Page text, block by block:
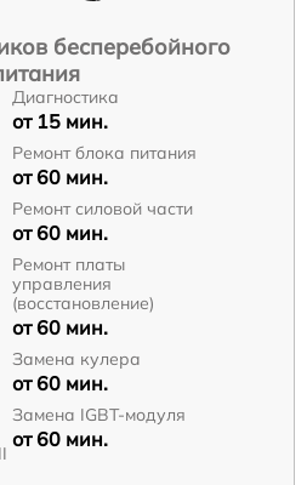
бесперебойного
Диагностика
от 15 мин.
Ремонт блока питания
от 60 мин.
Ремонт силовой части
от 60 мин.
Ремонт платы
управления
(восстановление)
от 60 мин.
Замена кулера
от 60 мин.
Замена IGBT-модуля
от 60 мин.